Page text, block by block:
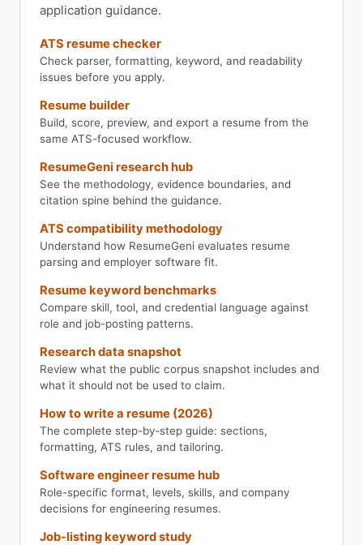
application guidance.
ATS resume checker
Check parser, formatting, keyword, and readability
issues before you apply.
Resume builder
Build, score, preview, and export a resume from the
same ATS-focused workflow.
ResumeGeni research hub
See the methodology, evidence boundaries, and
citation spine behind the guidance.
ATS compatibility methodology
Understand how ResumeGeni evaluates resume
parsing and employer software fit.
Resume keyword benchmarks
Compare skill, tool, and credential language against
role and job-posting patterns.
Research data snapshot
Review what the public corpus snapshot includes and
what it should not be used to claim.
How to write a resume (2026)
The complete step-by-step guide: sections,
formatting, ATS rules, and tailoring.
Software engineer resume hub
Role-specific format, levels, skills, and company
decisions for engineering resumes.
Job-listing keyword study